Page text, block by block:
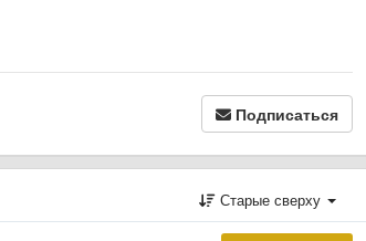
Подписаться
Старые сверху